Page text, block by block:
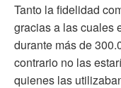
Tanto la fidelidad
gracias a las cuales
durante más de
contrario no las
quienes las